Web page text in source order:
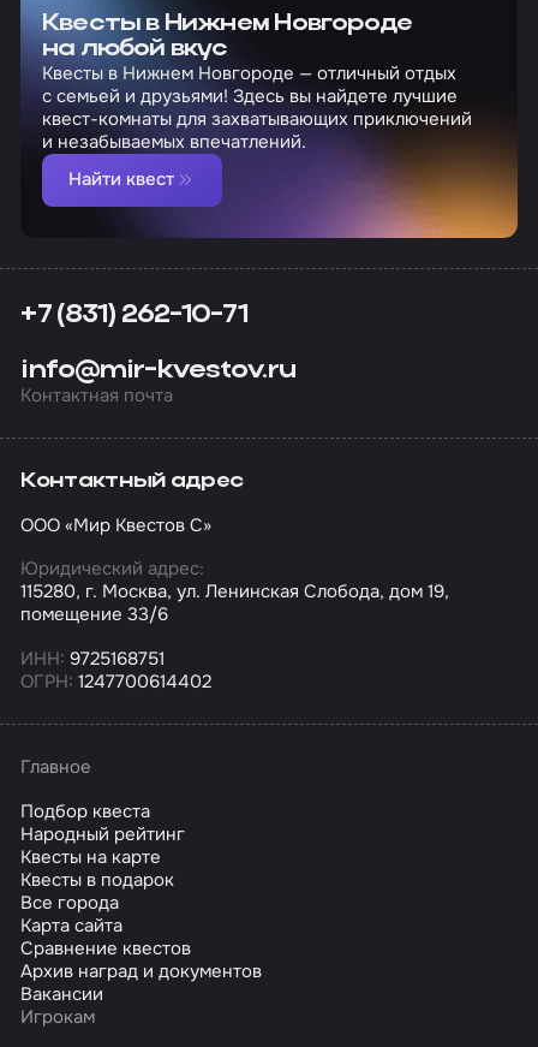
Квесты в Нижнем Новгороде
на любой вкус
Квесты в Нижнем Новгороде — отличный отдых
с семьей и друзьями! Здесь вы найдете лучшие
квест-комнаты для захватывающих приключений
и незабываемых впечатлений.
Найти квест
+7 (831) 262-10-71
info@mir-kvestov.ru
Контактная почта
Контактный адрес
ООО «Мир Квестов С»
Юридический адрес:
115280, г. Москва, ул. Ленинская Слобода, дом 19,
помещение 33/6
ИНН: 9725168751
ОГРН: 1247700614402
Главное
Подбор квеста
Народный рейтинг
Квесты на карте
Квесты в подарок
Все города
Карта сайта
Сравнение квестов
Архив наград и документов
Вакансии
Игрокам